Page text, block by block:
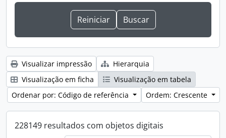
Visualizar impressão
Hierarquia
Visualização em ficha
Visualização em tabela
Ordenar por: Código de referência
Ordem: Crescente
228149 resultados com objetos digitais